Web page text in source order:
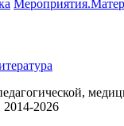
2026